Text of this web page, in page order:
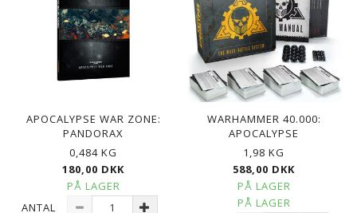
APOCALYPSE WAR ZONE:
PANDORAX
0,484 KG
180,00 DKK
PÅ LAGER
ANTAL
WARHAMMER 40.000:
APOCALYPSE
1,98 KG
588,00 DKK
PÅ LAGER
PÅ LAGER